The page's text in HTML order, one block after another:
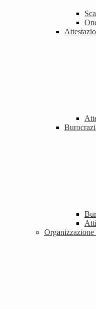
Organizzazione